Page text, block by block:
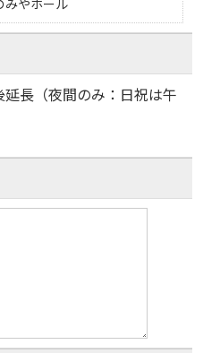
みやホール
延長（夜間のみ：日祝は午